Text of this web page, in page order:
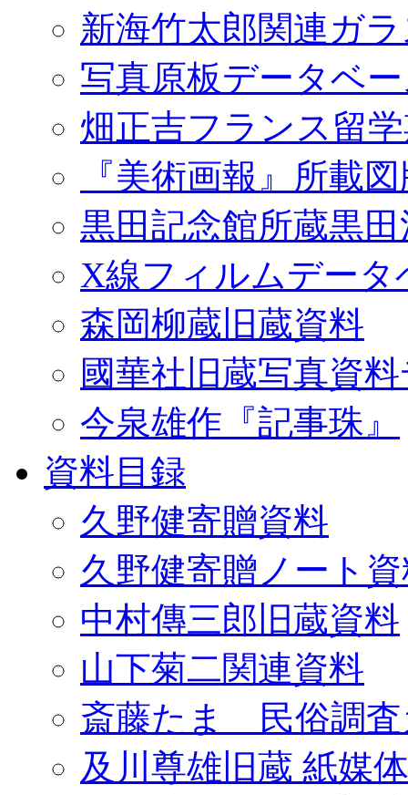
新海竹太郎関連ガ
写真原板データベ
畑正吉フランス留
『美術画報』所載
黒田記念館所蔵黒
X線フィルムデータ
森岡柳蔵旧蔵資料
國華社旧蔵写真資
今泉雄作『記事珠』
資料目録
久野健寄贈資料
久野健寄贈ノート
中村傳三郎旧蔵資料
山下菊二関連資料
斎藤たま 民俗調査
及川尊雄旧蔵 紙媒